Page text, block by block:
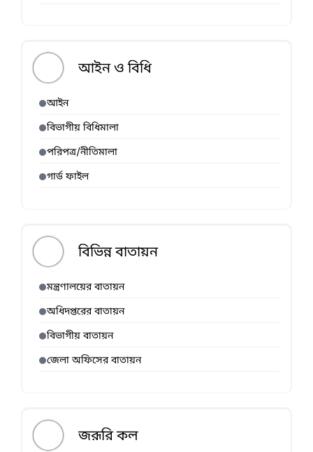
আইন ও বিধি
আইন
বিভাগীয় বিধিমালা
পরিপত্র/নীতিমালা
গার্ড ফাইল
বিভিন্ন বাতায়ন
মন্ত্রণালয়ের বাতায়ন
অধিদপ্তরের বাতায়ন
বিভাগীয় বাতায়ন
জেলা অফিসের বাতায়ন
জরূরি কল